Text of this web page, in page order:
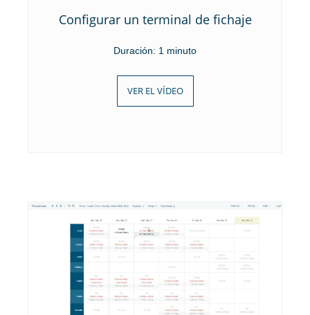
Configurar un terminal de fichaje
Duración: 1 minuto
VER EL VÍDEO